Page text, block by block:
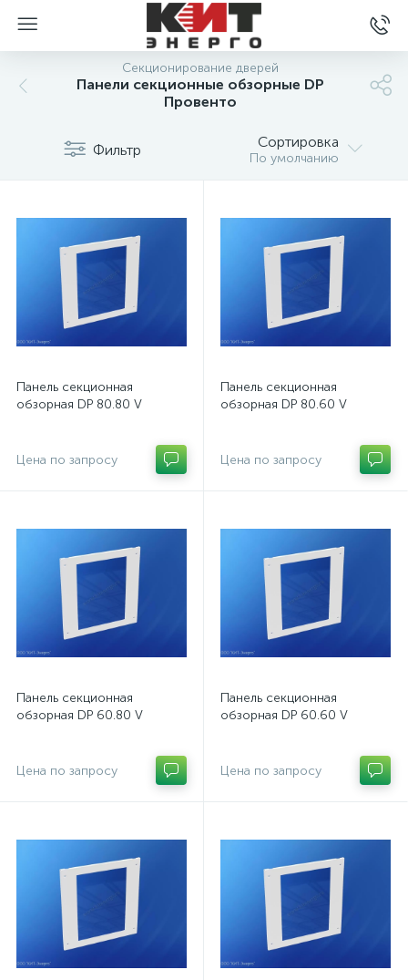
Секционирование дверей
Панели секционные обзорные DP
Провенто
Фильтр Сортировка
По умолчанию
Панель секционная
обзорная DP 80.80 V
Цена по запросу
Панель секционная
обзорная DP 80.60 V
Цена по запросу
Панель секционная
обзорная DP 60.80 V
Цена по запросу
Панель секционная
обзорная DP 60.60 V
Цена по запросу